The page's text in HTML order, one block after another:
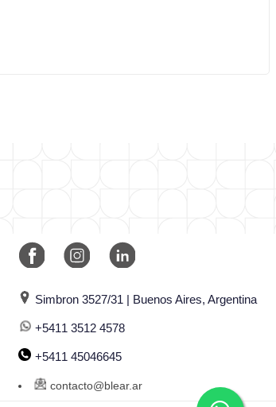
Simbron 3527/31 | Buenos Aires, Argentina
+5411 3512 4578
+5411 45046645
contacto@blear.ar